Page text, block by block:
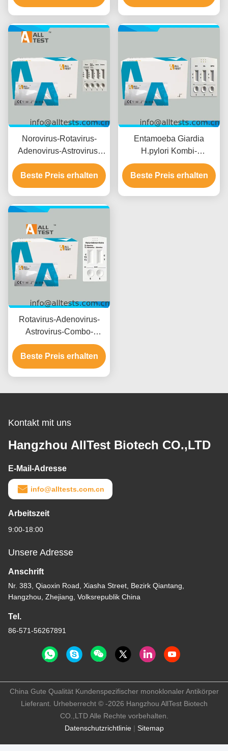
Minuten, CE-Zertifiziert
Ergebnissen in 10
Genauigkeit und
Interpretation
Norovirus-Rotavirus-
Adenovirus-Astrovirus-
Enterovirus-Combo-
Schnelltest für
Infektionskrankheiten mit
15 Minuten, hoher
Genauigkeit und
einfacher visueller
Interpretation
Beste Preis erhalten
Entamoeba Giardia
H.pylori Kombi-
Schnelltest für schnelle
Ergebnisse in 10 Minuten
mit hoher Genauigkeit
Beste Preis erhalten
Rotavirus-Adenovirus-
Astrovirus-Combo-
Schnelltest mit 15
Minuten Lesezeit CE-
zertifiziert und hohe
Beste Preis erhalten
Kontakt mit uns
Hangzhou AllTest Biotech CO.,LTD
E-Mail-Adresse
info@alltests.com.cn
Arbeitszeit
9:00-18:00
Unsere Adresse
Anschrift
Nr. 383, Qiaoxin Road, Xiasha Street, Bezirk Qiantang,
Hangzhou, Zhejiang, Volksrepublik China
Tel.
86-571-56267891
Datenschutzrichtlinie| Sitemap
China Gute Qualität Kundenspezifischer monoklonaler Antikörper
Lieferant. Urheberrecht © -2026 Hangzhou AllTest Biotech
CO.,LTD Alle Rechte vorbehalten.